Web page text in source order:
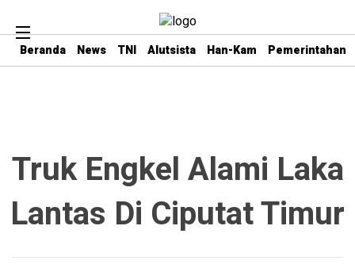
Beranda News TNI Alutsista Han-Kam Pemerintahan
Truk Engkel Alami Laka
Lantas Di Ciputat Timur